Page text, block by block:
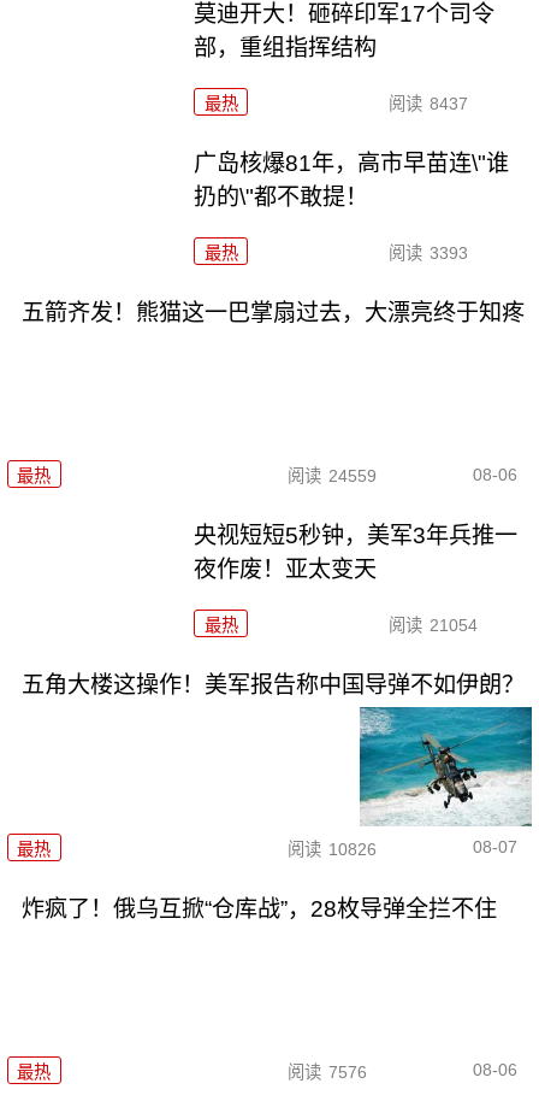
莫迪开大！砸碎印军17个司令
部，重组指挥结构
最热 阅读 8437
广岛核爆81年，高市早苗连\"谁
扔的\"都不敢提！
最热 阅读 3393
五箭齐发！熊猫这一巴掌扇过去，大漂亮终于知疼
最热 阅读 24559 08-06
央视短短5秒钟，美军3年兵推一
夜作废！亚太变天
最热 阅读 21054
五角大楼这操作！美军报告称中国导弹不如伊朗？
最热 阅读 10826 08-07
炸疯了！俄乌互掀“仓库战”，28枚导弹全拦不住
最热 阅读 7576 08-06